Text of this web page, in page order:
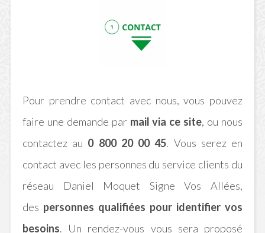
Pour prendre contact avec nous, vous pouvez
faire une demande par mail via ce site, ou nous
contactez au 0 800 20 00 45. Vous serez en
contact avec les personnes du service clients du
réseau Daniel Moquet Signe Vos Allées,
des personnes qualifiées pour identifier vos
besoins. Un rendez-vous vous sera proposé